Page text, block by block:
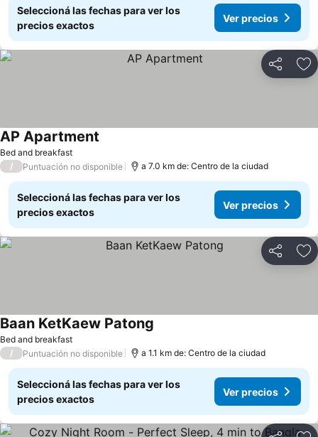
Seleccioná las fechas para ver los
precios exactos
Ver precios
Compartir
Bed and breakfast
AP Apartment
/ Puntuación no disponible a 7.0 km de: Centro de la ciudad
Seleccioná las fechas para ver los
precios exactos
Ver precios
Compartir
Bed and breakfast
Baan KetKaew Patong
/ Puntuación no disponible a 1.1 km de: Centro de la ciudad
Seleccioná las fechas para ver los
precios exactos
Ver precios